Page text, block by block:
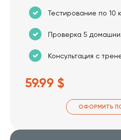
Тестирование по 10
Проверка 5
Консультация с
59.99 $
ОФОРМИТЬ